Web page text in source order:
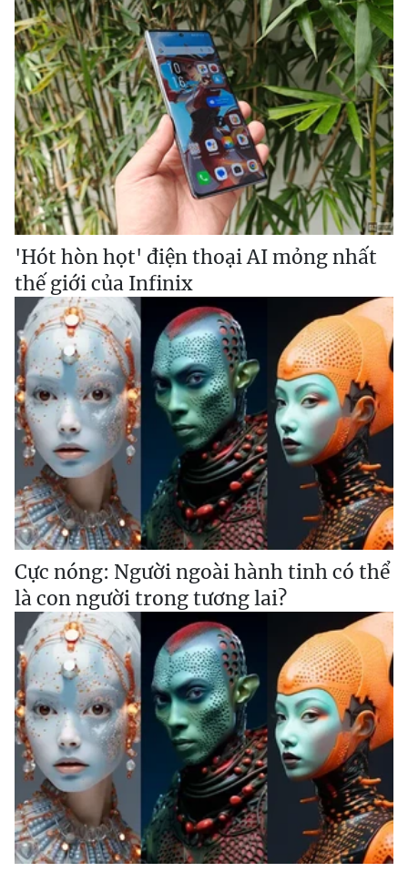
'Hót hòn họt' điện thoại AI mỏng nhất
thế giới của Infinix
Cực nóng: Người ngoài hành tinh có thể
là con người trong tương lai?